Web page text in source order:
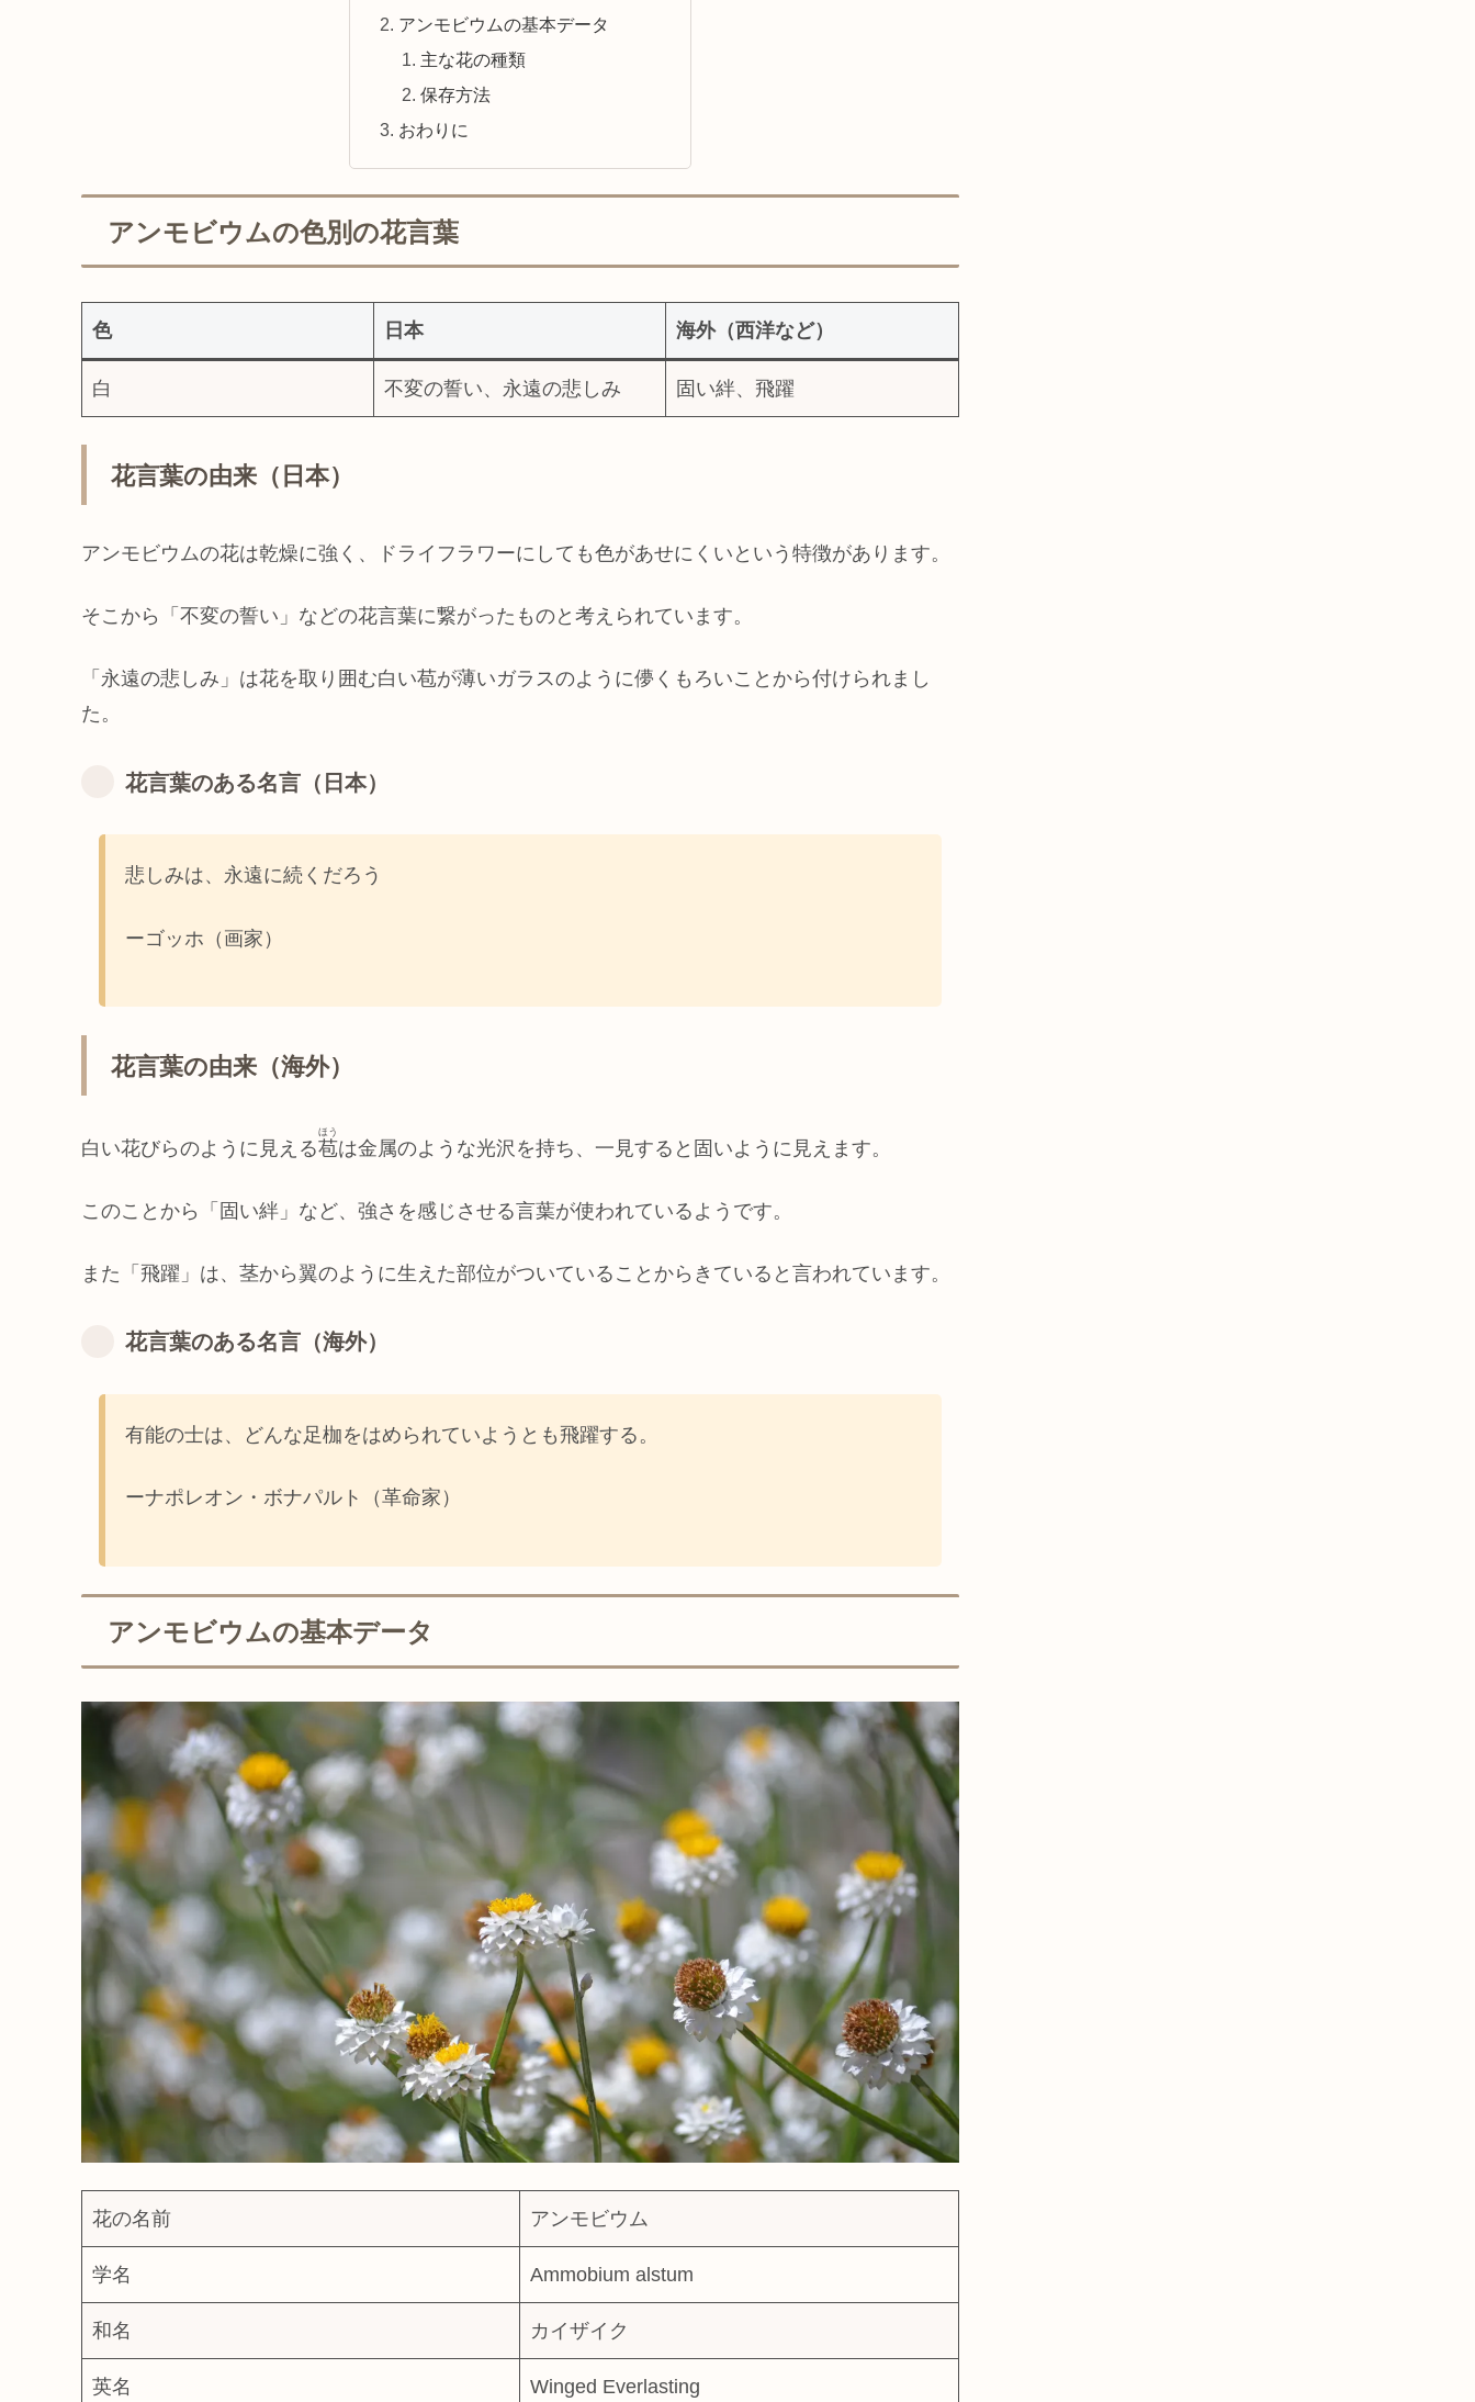
アンモビウムの基本データ
主な花の種類
保存方法
おわりに
アンモビウムの色別の花言葉
色 日本 海外（西洋など）
白 不変の誓い、永遠の悲しみ 固い絆、飛躍
花言葉の由来（日本）
アンモビウムの花は乾燥に強く、ドライフラワーにしても色があせにくいという特徴があります。
そこから「不変の誓い」などの花言葉に繋がったものと考えられています。
「永遠の悲しみ」は花を取り囲む白い苞が薄いガラスのように儚くもろいことから付けられまし
た。
花言葉のある名言（日本）
悲しみは、永遠に続くだろう
ーゴッホ（画家）
花言葉の由来（海外）
白い花びらのように見える苞
ほう
は金属のような光沢を持ち、一見すると固いように見えます。
このことから「固い絆」など、強さを感じさせる言葉が使われているようです。
また「飛躍」は、茎から翼のように生えた部位がついていることからきていると言われています。
花言葉のある名言（海外）
有能の士は、どんな足枷をはめられていようとも飛躍する。
ーナポレオン・ボナパルト（革命家）
アンモビウムの基本データ
花の名前 アンモビウム
学名 Ammobium alstum
和名 カイザイク
英名 Winged Everlasting